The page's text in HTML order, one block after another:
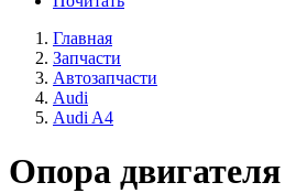
Главная
Запчасти
Автозапчасти
Audi
Audi A4
Опора двигателя